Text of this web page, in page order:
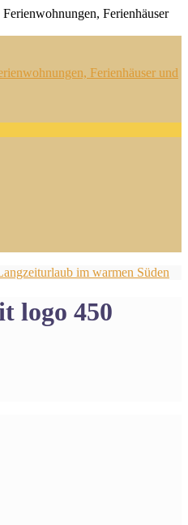
Ferienhäuser und
im warmen Süden
logo 450